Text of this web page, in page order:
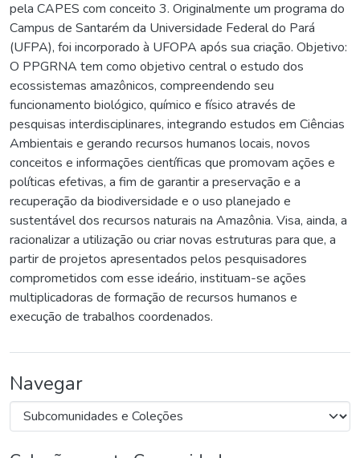
pela CAPES com conceito 3. Originalmente um programa do
Campus de Santarém da Universidade Federal do Pará
(UFPA), foi incorporado à UFOPA após sua criação. Objetivo:
O PPGRNA tem como objetivo central o estudo dos
ecossistemas amazônicos, compreendendo seu
funcionamento biológico, químico e físico através de
pesquisas interdisciplinares, integrando estudos em Ciências
Ambientais e gerando recursos humanos locais, novos
conceitos e informações científicas que promovam ações e
políticas efetivas, a fim de garantir a preservação e a
recuperação da biodiversidade e o uso planejado e
sustentável dos recursos naturais na Amazônia. Visa, ainda, a
racionalizar a utilização ou criar novas estruturas para que, a
partir de projetos apresentados pelos pesquisadores
comprometidos com esse ideário, instituam-se ações
multiplicadoras de formação de recursos humanos e
execução de trabalhos coordenados.
Navegar